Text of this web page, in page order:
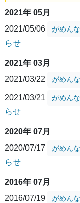
2021年 05月
2021/05/06
がめん
らせ
2021年 03月
2021/03/22
がめん
2021/03/21 がめん
らせ
2020年 07月
2020/07/17
がめん
らせ
2016年 07月
2016/07/19
がめん